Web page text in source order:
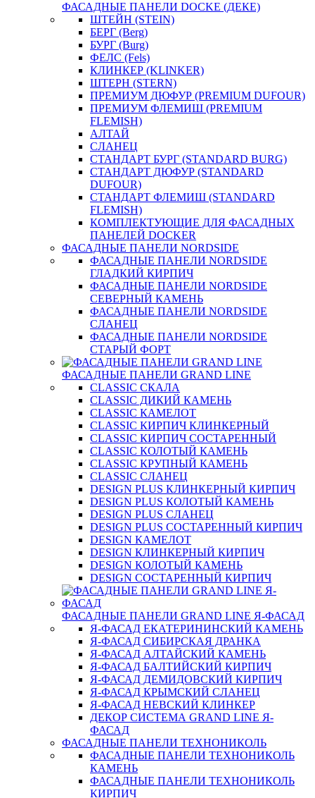
ФАСАДНЫЕ ПАНЕЛИ DOCKE (ДЕКЕ)
ШТЕЙН (STEIN)
БЕРГ (Berg)
БУРГ (Burg)
ФЕЛС (Fels)
КЛИНКЕР (KLINKER)
ШТЕРН (STERN)
ПРЕМИУМ ДЮФУР (PREMIUM DUFOUR)
ПРЕМИУМ ФЛЕМИШ (PREMIUM
FLEMISH)
АЛТАЙ
СЛАНЕЦ
СТАНДАРТ БУРГ (STANDARD BURG)
СТАНДАРТ ДЮФУР (STANDARD
DUFOUR)
СТАНДАРТ ФЛЕМИШ (STANDARD
FLEMISH)
КОМПЛЕКТУЮЩИЕ ДЛЯ ФАСАДНЫХ
ПАНЕЛЕЙ DOCKER
ФАСАДНЫЕ ПАНЕЛИ NORDSIDE
ФАСАДНЫЕ ПАНЕЛИ NORDSIDE
ГЛАДКИЙ КИРПИЧ
ФАСАДНЫЕ ПАНЕЛИ NORDSIDE
СЕВЕРНЫЙ КАМЕНЬ
ФАСАДНЫЕ ПАНЕЛИ NORDSIDE
СЛАНЕЦ
ФАСАДНЫЕ ПАНЕЛИ NORDSIDE
СТАРЫЙ ФОРТ
ФАСАДНЫЕ ПАНЕЛИ GRAND LINE
CLASSIC СКАЛА
CLASSIC ДИКИЙ КАМЕНЬ
CLASSIC КАМЕЛОТ
CLASSIC КИРПИЧ КЛИНКЕРНЫЙ
CLASSIC КИРПИЧ СОСТАРЕННЫЙ
CLASSIC КОЛОТЫЙ КАМЕНЬ
CLASSIC КРУПНЫЙ КАМЕНЬ
CLASSIC СЛАНЕЦ
DESIGN PLUS КЛИНКЕРНЫЙ КИРПИЧ
DESIGN PLUS КОЛОТЫЙ КАМЕНЬ
DESIGN PLUS СЛАНЕЦ
DESIGN PLUS СОСТАРЕННЫЙ КИРПИЧ
DESIGN КАМЕЛОТ
DESIGN КЛИНКЕРНЫЙ КИРПИЧ
DESIGN КОЛОТЫЙ КАМЕНЬ
DESIGN СОСТАРЕННЫЙ КИРПИЧ
ФАСАДНЫЕ ПАНЕЛИ GRAND LINE Я-ФАСАД
Я-ФАСАД ЕКАТЕРИНИНСКИЙ КАМЕНЬ
Я-ФАСАД СИБИРСКАЯ ДРАНКА
Я-ФАСАД АЛТАЙСКИЙ КАМЕНЬ
Я-ФАСАД БАЛТИЙСКИЙ КИРПИЧ
Я-ФАСАД ДЕМИДОВСКИЙ КИРПИЧ
Я-ФАСАД КРЫМСКИЙ СЛАНЕЦ
Я-ФАСАД НЕВСКИЙ КЛИНКЕР
ДЕКОР СИСТЕМА GRAND LINE Я-
ФАСАД
ФАСАДНЫЕ ПАНЕЛИ ТЕХНОНИКОЛЬ
ФАСАДНЫЕ ПАНЕЛИ ТЕХНОНИКОЛЬ
КАМЕНЬ
ФАСАДНЫЕ ПАНЕЛИ ТЕХНОНИКОЛЬ
КИРПИЧ